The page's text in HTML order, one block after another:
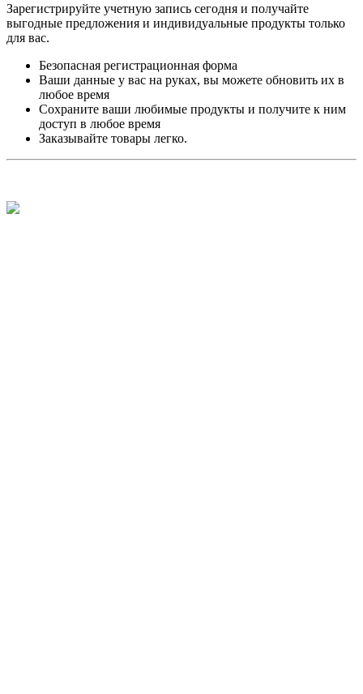
Зарегистрируйте учетную запись сегодня и получайте
выгодные предложения и индивидуальные продукты только
для вас.
Безопасная регистрационная форма
Ваши данные у вас на руках, вы можете обновить их в
любое время
Сохраните ваши любимые продукты и получите к ним
доступ в любое время
Заказывайте товары легко.